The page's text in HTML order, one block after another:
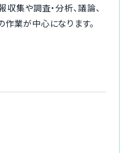
ログイン
収集や調査・分析、議論、
業が中心になります。